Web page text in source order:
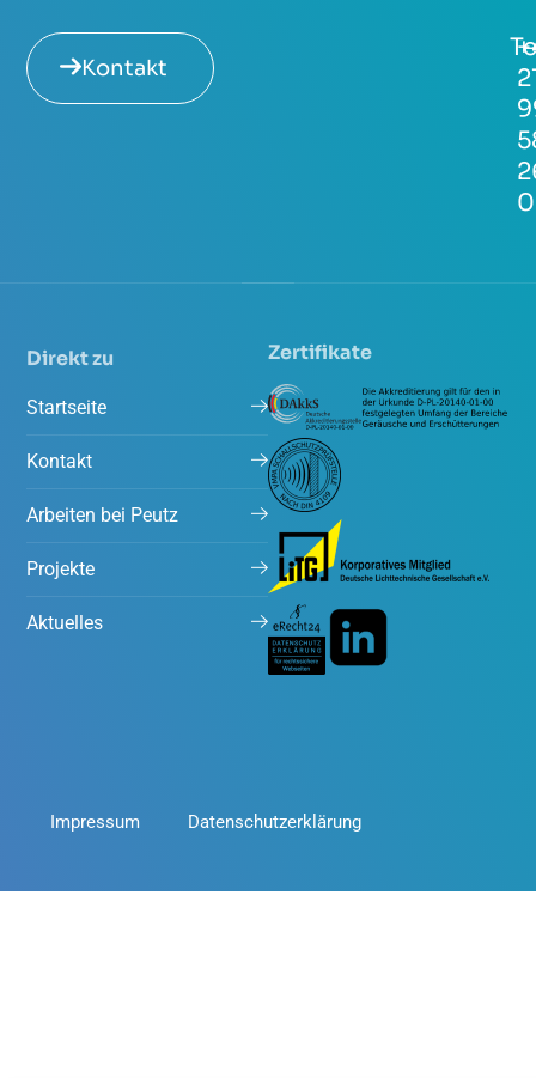
Kontakt
0
Direkt zu
Startseite
Kontakt
Arbeiten bei Peutz
Projekte
Aktuelles
Zertifikate
Impressum Datenschutzerklärung